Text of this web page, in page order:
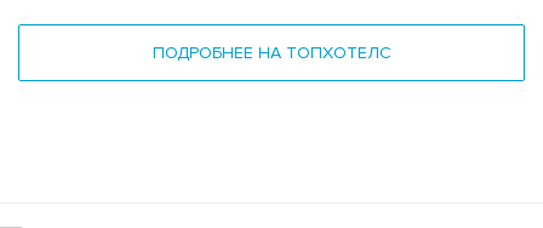
ПОДРОБНЕЕ НА ТОПХОТЕЛС